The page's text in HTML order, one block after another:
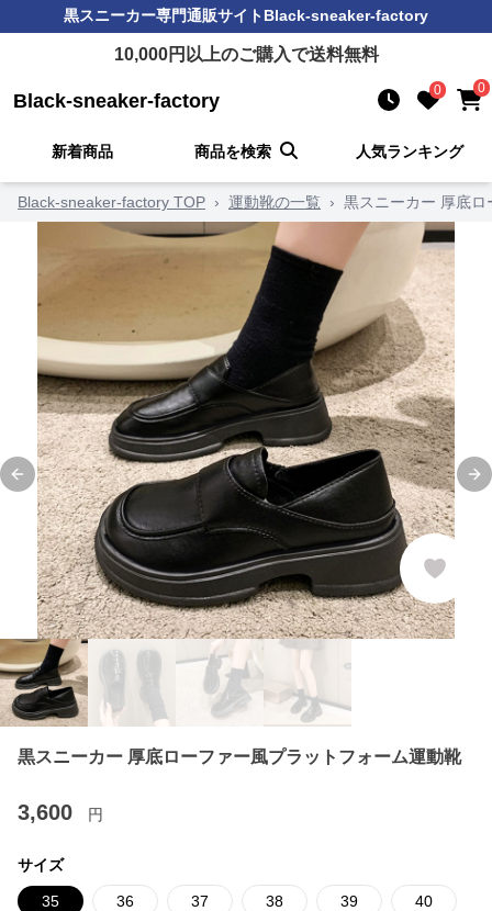
黒スニーカー専門通販サイトBlack-sneaker-factory
10,000円以上のご購入で送料無料
Black-sneaker-factory 0 0
新着商品 商品を検索 人気ランキング
Black-sneaker-factory TOP › 運動靴の一覧 › 黒スニーカー 厚底
Previous slide
黒スニーカー 厚底ローファー風プラットフォーム運動靴
3,600 円
サイズ
35 36 37 38 39 40